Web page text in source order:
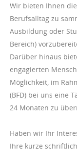
Wir bieten Ihnen
Berufsalltag zu
Ausbildung oder
Bereich)
Darüber hinaus
engagierten
Möglichkeit, im
(BFD) bei uns eine
24 Monaten zu
Haben wir Ihr
Ihre kurze